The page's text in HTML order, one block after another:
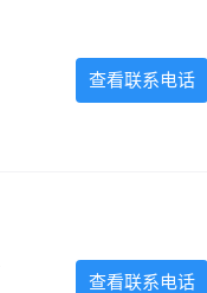
查看联系电话
查看联系电话